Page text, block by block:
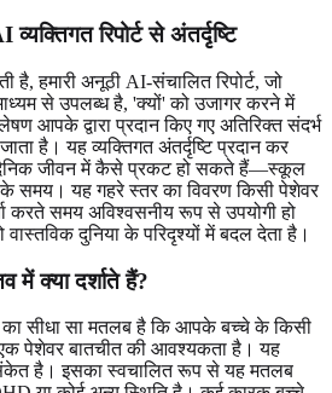
रिपोर्ट से अंतर्दृष्टि
है, हमारी अनूठी AI-संचालित रिपोर्ट, जो
से उपलब्ध है, 'क्यों' को उजागर करने में
आपके द्वारा प्रदान किए गए अतिरिक्त संदर्भ
है। यह व्यक्तिगत अंतर्दृष्टि प्रदान कर
दैनिक जीवन में कैसे प्रकट हो सकते हैं—स्कूल
के समय। यह गहरे स्तर का विवरण किसी पेशेवर
करते समय अविश्वसनीय रूप से उपयोगी हो
दुनिया के परिदृश्यों में बदल देता है।
में क्या दर्शाते हैं?
सीधा सा मतलब है कि आपके बच्चे के किसी
एक पेशेवर बातचीत की आवश्यकता है। यह
है। इसका स्वचालित रूप से यह मतलब